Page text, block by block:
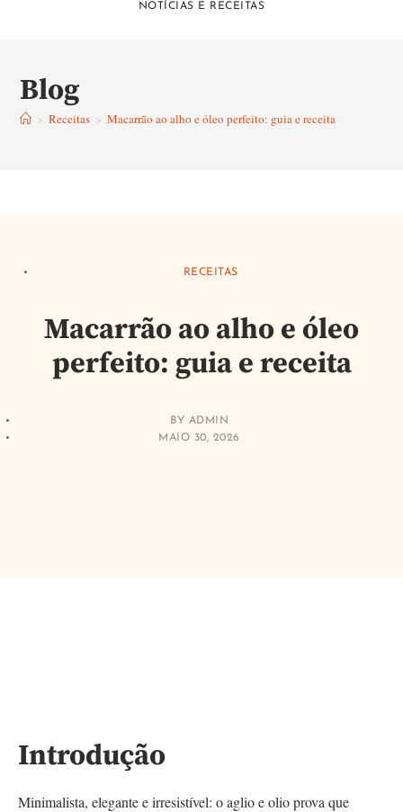
NOTÍCIAS E RECEITAS
Blog
> Receitas > Macarrão ao alho e óleo perfeito: guia e receita
RECEITAS
Macarrão ao alho e óleo
perfeito: guia e receita
BY ADMIN
MAIO 30, 2026
Introdução
Minimalista, elegante e irresistível: o aglio e olio prova que